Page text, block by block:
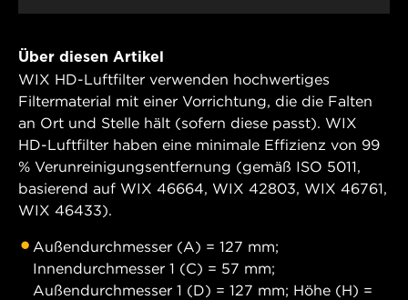
Über diesen Artikel
WIX HD-Luftfilter verwenden hochwertiges
Filtermaterial mit einer Vorrichtung, die die Falten
an Ort und Stelle hält (sofern diese passt). WIX
HD-Luftfilter haben eine minimale Effizienz von 99
% Verunreinigungsentfernung (gemäß ISO 5011,
basierend auf WIX 46664, WIX 42803, WIX 46761,
WIX 46433).
Außendurchmesser (A) = 127 mm;
Innendurchmesser 1 (C) = 57 mm;
Außendurchmesser 1 (D) = 127 mm; Höhe (H) =